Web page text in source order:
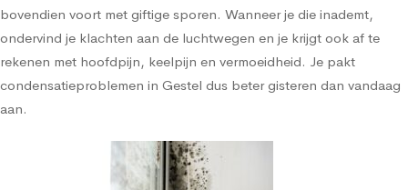
bovendien voort met giftige sporen. Wanneer je die inademt,
ondervind je klachten aan de luchtwegen en je krijgt ook af te
rekenen met hoofdpijn, keelpijn en vermoeidheid. Je pakt
condensatieproblemen in Gestel dus beter gisteren dan vandaag
aan.